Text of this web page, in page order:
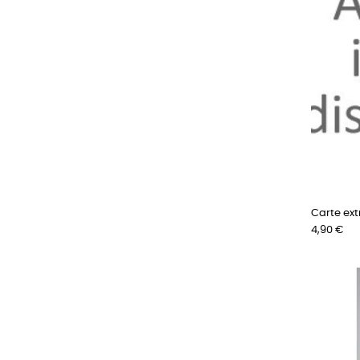
Carte
Prix
4,90 €